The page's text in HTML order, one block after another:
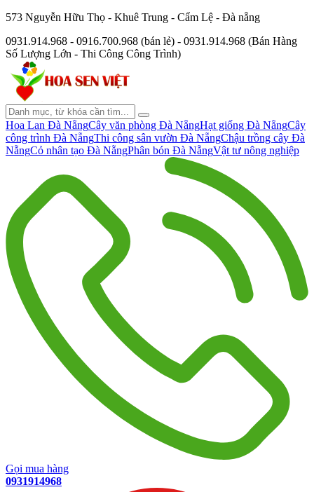
573 Nguyễn Hữu Thọ - Khuê Trung - Cẩm Lệ - Đà nẵng
0931.914.968 - 0916.700.968 (bán lẻ) - 0931.914.968 (Bán Hàng
Số Lượng Lớn - Thi Công Công Trình)
Hoa Lan Đà NẵngCây văn phòng Đà NẵngHạt giống Đà NẵngCây
công trình Đà NẵngThi công sân vườn Đà NẵngChậu trồng cây Đà
NẵngCỏ nhân tạo Đà NẵngPhân bón Đà NẵngVật tư nông nghiệp
Gọi mua hàng
0931914968